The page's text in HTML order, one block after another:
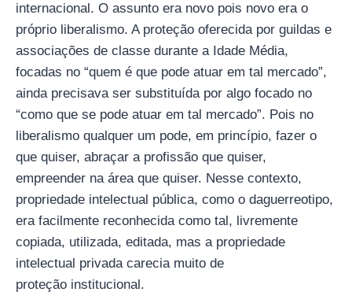
internacional. O assunto era novo pois novo era o
próprio liberalismo. A proteção oferecida por guildas e
associações de classe durante a Idade Média,
focadas no “quem é que pode atuar em tal mercado”,
ainda precisava ser substituída por algo focado no
“como que se pode atuar em tal mercado”. Pois no
liberalismo qualquer um pode, em princípio, fazer o
que quiser, abraçar a profissão que quiser,
empreender na área que quiser. Nesse contexto,
propriedade intelectual pública, como o daguerreotipo,
era facilmente reconhecida como tal, livremente
copiada, utilizada, editada, mas a propriedade
intelectual privada carecia muito de
proteção institucional.